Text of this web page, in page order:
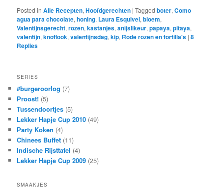
Posted in Alle Recepten,Hoofdgerechten |Tagged boter,Como
agua para chocolate,honing, Laura Esquivel,bloem,
Valentijnsgerecht,rozen,kastanjes,anijslikeur,papaya,pitaya,
valentijn,knoflook,valentijnsdag,kip, Rode rozen en tortilla's |8
Replies
SERIES
#burgeroorlog (7)
Proost! (5)
Tussendoortjes (5)
Lekker Hapje Cup 2010 (49)
Party Koken (4)
Chinees Buffet (11)
Indische Rijsttafel (4)
Lekker Hapje Cup 2009 (25)
SMAAKJES